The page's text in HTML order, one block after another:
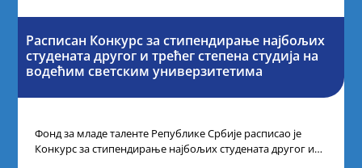
Расписан Конкурс за стипендирање најбољих
студената другог и трећег степена студија на
водећим светским универзитетима
Фонд за младе таленте Републике Србије расписао је
Конкурс за стипендирање најбољих студената другог и